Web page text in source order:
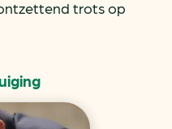
trots op